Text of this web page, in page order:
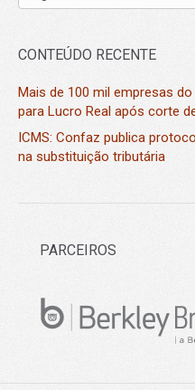
CONTEÚDO RECENTE
Mais de 100 mil empresas
para Lucro Real após corte
ICMS: Confaz publica
na substituição tributária
PARCEIROS